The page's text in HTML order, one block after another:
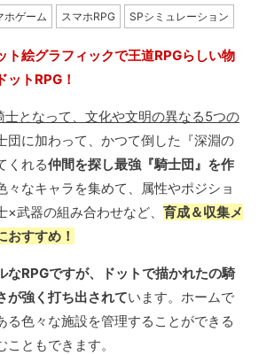
ホゲーム スマホRPG SPシミュレーション
ト絵グラフィックで王道RPGらしい物
トRPG！
となって、文化や文明の異なる5つの
団に加わって、かつて倒した『深淵の
くれる仲間を探し最強『騎士団』を作
々なキャラを集めて、属性やポジショ
武器の組み合わせなど、 育成＆収集メ
おすすめ！
なRPGですが、ドットで描かれたの騎
が強く打ち出されています。ホームで
る色々な施設を管理することができる
ともできます。